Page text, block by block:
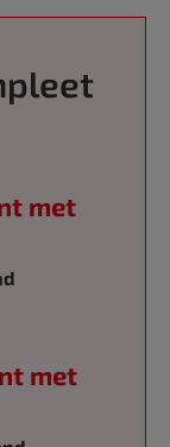
met
met